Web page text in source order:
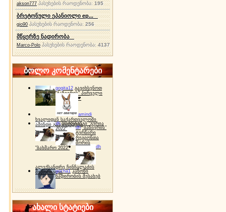
akson777 პასუხების რაოდენობა:195
ბრეტონული ეპანიოლი ep...
gio90 პასუხების რაოდენობა:256
მწყერზე ნადირობა
Marco-Polo პასუხების რაოდენობა:4137
ბოლო კომენტარები
gogita12 გავიხსენოთ
"ბაზიერის" პირველი
ტურნირი ❤
amindi
ხვალიდან საქართველოში
ამინდი გაუარესდება
dh სპორტინგი "გურია
2022"
dh "ბაზიერის"
ტურნირი
რეგიონთა
შორის
"ბახმარო 2022"
dh
ალექსანდრე ჩინჩალაძის
მემორიალიgocha1 კანონი
ნადირობის შესახებ
ახალი სტატიები